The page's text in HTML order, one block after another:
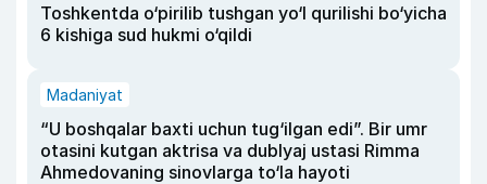
Toshkentda o‘pirilib tushgan yo‘l qurilishi bo‘yicha
6 kishiga sud hukmi o‘qildi
Madaniyat
“U boshqalar baxti uchun tug‘ilgan edi”. Bir umr
otasini kutgan aktrisa va dublyaj ustasi Rimma
Ahmedovaning sinovlarga to‘la hayoti